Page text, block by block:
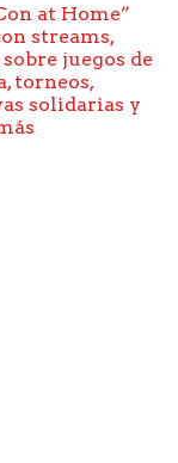
at Home”
streams,
juegos de
torneos,
solidarias y